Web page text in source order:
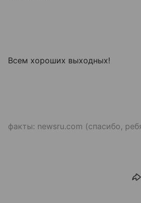
Всем хороших выходных!
факты: newsru.com (спасибо,